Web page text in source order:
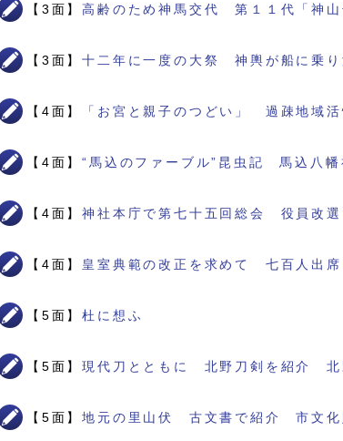
【3面】高齢のため神馬交代 第１１代「神
【3面】十二年に一度の大祭 神輿が船に乗
【4面】 「お宮と親子のつどい」 過疎地域
【4面】“馬込のファーブル”昆虫記 馬込八
【4面】神社本庁で第七十五回総会 役員改
【4面】 皇室典範の改正を求めて 七百人出
【5面】杜に想ふ
【5面】現代刀とともに 北野刀剣を紹介 北
【5面】地元の里山伏 古文書で紹介 市文化